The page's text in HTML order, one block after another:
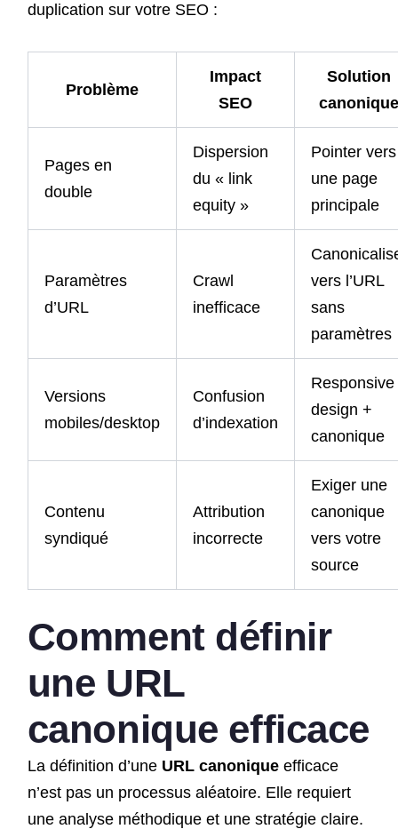
duplication sur votre SEO :
Problème
Impact
SEO
Solution
Pages en
double
Dispersion
du « link
equity »
Pointer vers
une page
principale
Paramètres
d’URL
Crawl
inefficace
vers l’URL
sans
paramètres
Versions
mobiles/desktop
Confusion
d’indexation
Responsive
design +
canonique
Contenu
syndiqué
Attribution
incorrecte
Exiger une
canonique
vers votre
source
Comment définir
une URL
canonique efficace
La définition d’une URL canoniqueefficace
n’est pas un processus aléatoire. Elle requiert
une analyse méthodique et une stratégie claire.